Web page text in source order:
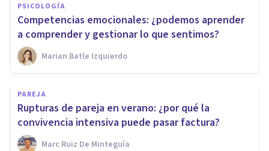
PSICOLOGÍA
Competencias emocionales: ¿podemos aprender
a comprender y gestionar lo que sentimos?
Marian Batle Izquierdo
PAREJA
Rupturas de pareja en verano: ¿por qué la
convivencia intensiva puede pasar factura?
Marc Ruiz De Minteguía